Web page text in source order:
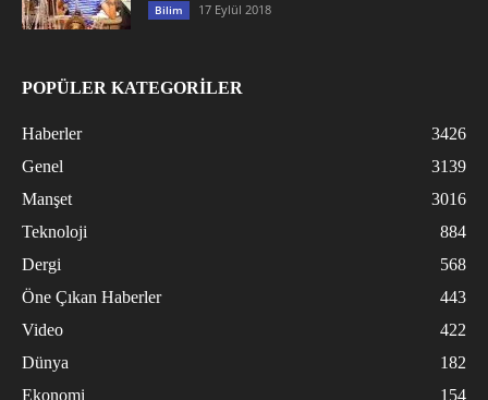
Bilim 17 Eylül 2018
POPÜLER KATEGORİLER
Haberler
3426
Genel
3139
Manşet
3016
Teknoloji
884
Dergi
568
Öne Çıkan Haberler
443
Video
422
Dünya
182
Ekonomi
154